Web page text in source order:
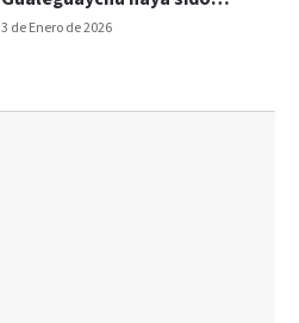
3 de Enero de 2026
proclamado Fiesta Nacional”